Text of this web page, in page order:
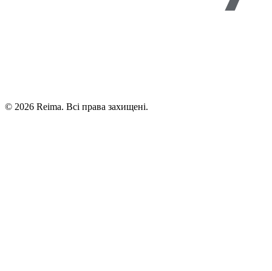
© 2026 Reima. Всі права захищені.